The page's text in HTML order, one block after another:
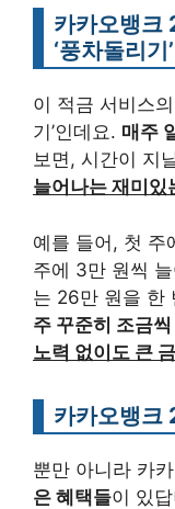
카카오뱅크
‘풍차돌리기’
이 적금 서비스
기’인데요. 매주
보면, 시간이 지
늘어나는 재미있
예를 들어, 첫 주
주에 3만 원씩
는 26만 원을 한
주 꾸준히 조금
노력 없이도 큰
카카오뱅크
뿐만 아니라 카
은 혜택들이 있